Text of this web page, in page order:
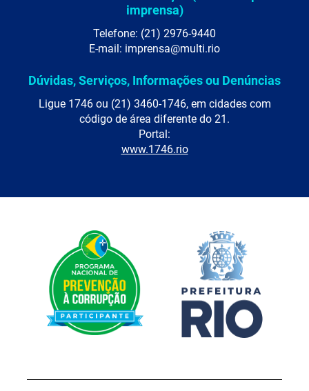
imprensa)
Telefone: (21) 2976-9440
E-mail: imprensa@multi.rio
Dúvidas, Serviços, Informações ou Denúncias
Ligue 1746 ou (21) 3460-1746, em cidades com
código de área diferente do 21.
Portal:
www.1746.rio